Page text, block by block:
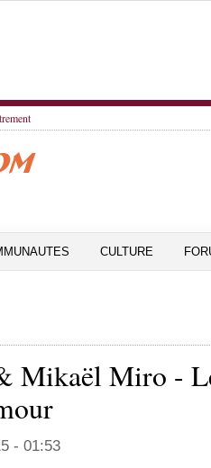
CULTURE
Mikaël Miro -
- 01:53